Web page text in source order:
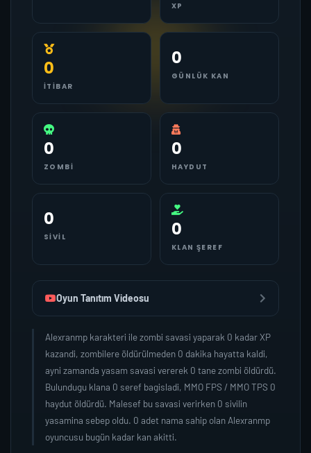
XP
0
İTIBAR
0
GÜNLÜK KAN
0
ZOMBI
0
HAYDUT
0
SIVIL 0
KLAN ŞEREF
Oyun Tanıtım Videosu
Alexranmp karakteri ile zombi savasi yaparak 0 kadar XP
kazandi, zombilere öldürülmeden 0 dakika hayatta kaldi,
ayni zamanda yasam savasi vererek 0 tane zombi öldürdü.
Bulundugu klana 0 seref bagisladi, MMO FPS / MMO TPS 0
haydut öldürdü. Malesef bu savasi verirken 0 sivilin
yasamina sebep oldu. 0 adet nama sahip olan Alexranmp
oyuncusu bugün kadar kan akitti.